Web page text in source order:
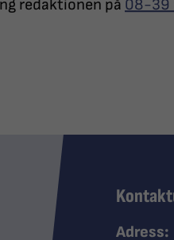
redaktionen på 08-39
Adress: